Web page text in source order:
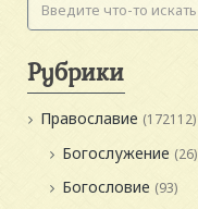
Рубрики
Православие (172112)
Богослужение (26)
Богословие (93)